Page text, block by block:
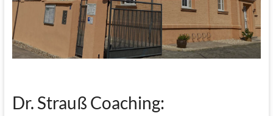
Dr. Strauß Coaching: